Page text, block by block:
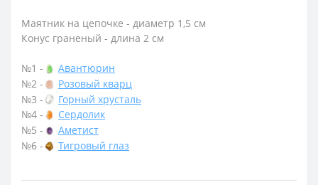
Маятник на цепочке - диаметр 1,5 см
Конус граненый - длина 2 см
№1 -
Авантюрин
№2 -
Розовый кварц
№3 -
Горный хрусталь
№4 -
Сердолик
№5 -
Аметист
№6 -
Тигровый глаз